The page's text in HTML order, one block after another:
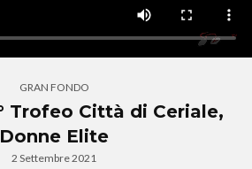
GRAN FONDO
Trofeo Città di Ceriale,
Donne Elite
2 Settembre 2021